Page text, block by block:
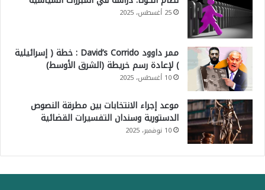
25 أغسطس، 2025
ممر داوود David’s Corrido : خطة ( إسرائيلية
) لإعادة رسم خريطة (الشرق الأوسط)
10 أغسطس، 2025
موعد إجراء الانتخابات بين مطرقة النصوص
الدستورية وسندان التفسيرات القضائية
10 نوفمبر، 2025